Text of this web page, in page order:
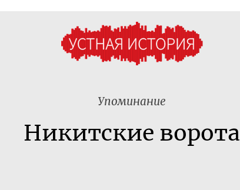
Упоминание
Никитские ворота